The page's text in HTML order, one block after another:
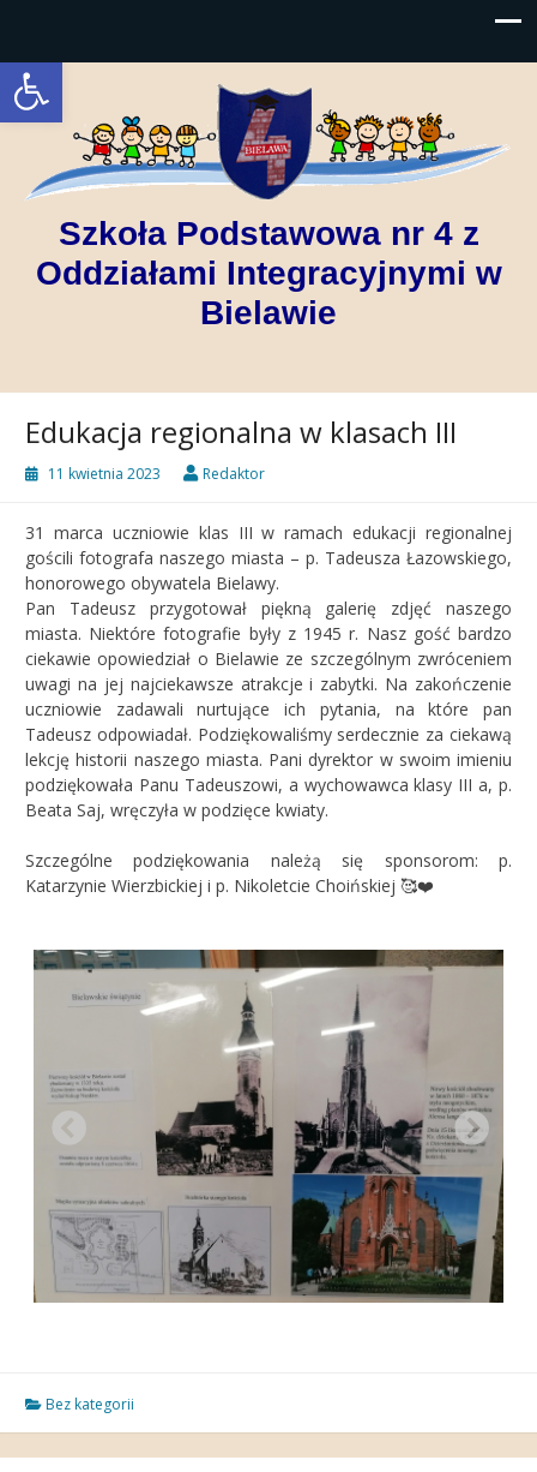
Open toolbar
Szkoła Podstawowa nr 4 z
Oddziałami Integracyjnymi w
Bielawie
Edukacja regionalna w klasach III
11 kwietnia 2023 Redaktor
31 marca uczniowie klas III w ramach edukacji regionalnej
gościli fotografa naszego miasta – p. Tadeusza Łazowskiego,
honorowego obywatela Bielawy.
Pan Tadeusz przygotował piękną galerię zdjęć naszego
miasta. Niektóre fotografie były z 1945 r. Nasz gość bardzo
ciekawie opowiedział o Bielawie ze szczególnym zwróceniem
uwagi na jej najciekawsze atrakcje i zabytki. Na zakończenie
uczniowie zadawali nurtujące ich pytania, na które pan
Tadeusz odpowiadał. Podziękowaliśmy serdecznie za ciekawą
lekcję historii naszego miasta. Pani dyrektor w swoim imieniu
podziękowała Panu Tadeuszowi, a wychowawca klasy III a, p.
Beata Saj, wręczyła w podzięce kwiaty.
Szczególne podziękowania należą się sponsorom: p.
Katarzynie Wierzbickiej i p. Nikoletcie Choińskiej 🥰❤️
Bez kategorii